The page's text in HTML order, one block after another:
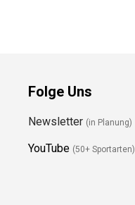
Folge Uns
Newsletter (in Planung)
YouTube (50+ Sportarten)